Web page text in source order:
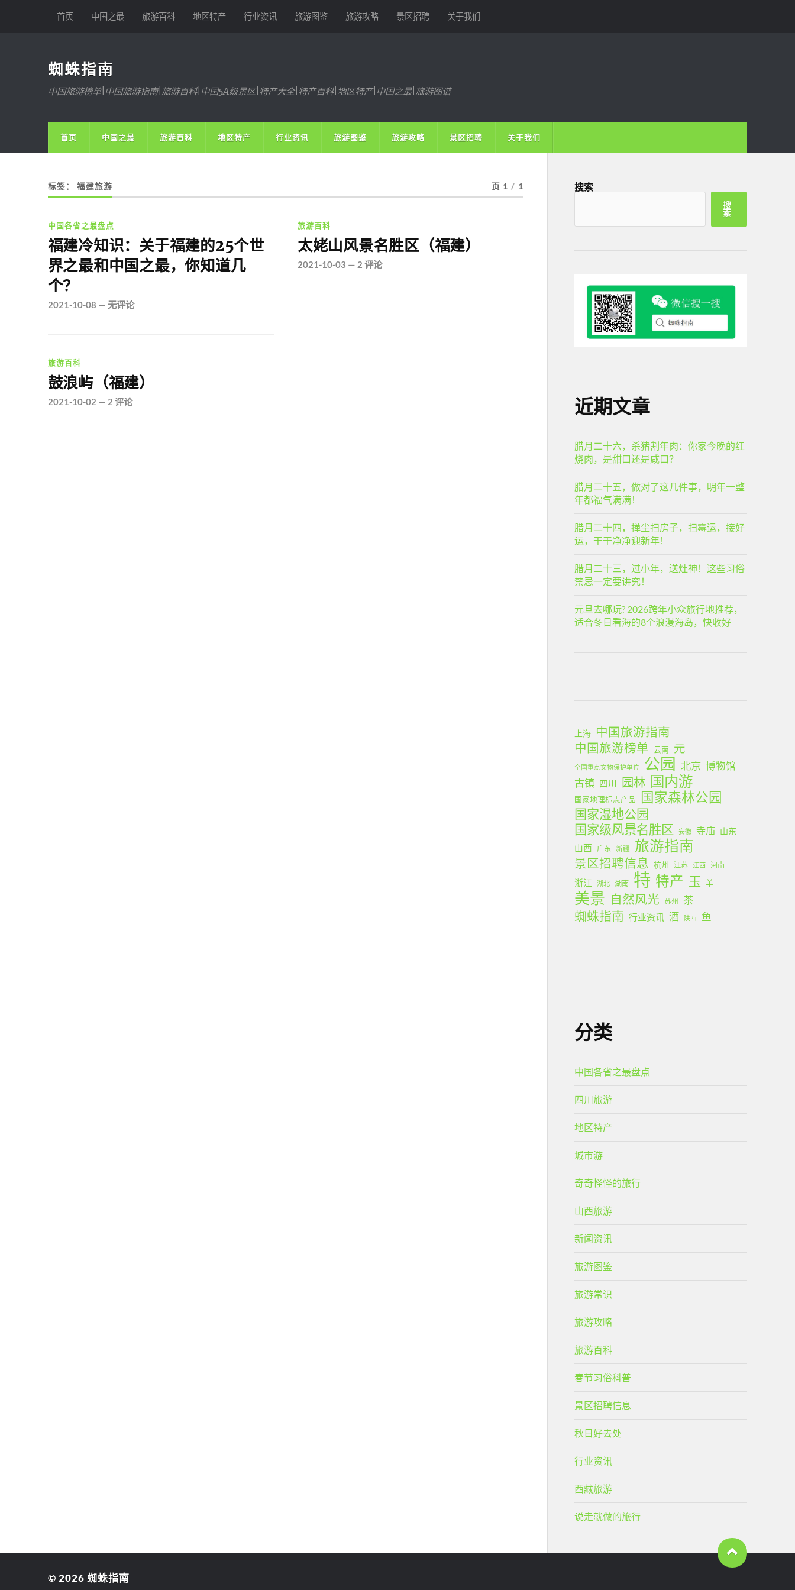
首页 中国之最 旅游百科 地区特产 行业资讯 旅游图鉴 旅游攻略 景区招聘 关于我们
蜘蛛指南
中国旅游榜单|中国旅游指南|旅游百科|中国5A级景区|特产大全|特产百科|地区特产|中国之最|旅游图谱
首页 中国之最 旅游百科 地区特产 行业资讯 旅游图鉴 旅游攻略 景区招聘 关于我们
标签： 福建旅游 页 1 / 1
中国各省之最盘点
福建冷知识：关于福建的25个世
界之最和中国之最，你知道几
个？
2021-10-08 — 无评论
旅游百科
太姥山风景名胜区（福建）
2021-10-03 — 2 评论
旅游百科
鼓浪屿（福建）
2021-10-02 — 2 评论
搜索
搜
索
近期文章
腊月二十六，杀猪割年肉：你家今晚的红
烧肉，是甜口还是咸口？
腊月二十五，做对了这几件事，明年一整
年都福气满满！
腊月二十四，掸尘扫房子，扫霉运，接好
运，干干净净迎新年！
腊月二十三，过小年，送灶神！这些习俗
禁忌一定要讲究！
元旦去哪玩? 2026跨年小众旅行地推荐，
适合冬日看海的8个浪漫海岛，快收好
上海
中国旅游指南
中国旅游榜单 云南 元
全国重点文物保护单位 公园 北京 博物馆
古镇 四川 园林 国内游
国家地理标志产品 国家森林公园
国家湿地公园
国家级风景名胜区
安徽 寺庙 山东
山西 广东 新疆 旅游指南
景区招聘信息 杭州 江苏 江西 河南
浙江 湖北 湖南 特 特产 玉 羊
美景 自然风光 苏州 茶
蜘蛛指南 行业资讯 酒 陕西 鱼
分类
中国各省之最盘点
四川旅游
地区特产
城市游
奇奇怪怪的旅行
山西旅游
新闻资讯
旅游图鉴
旅游常识
旅游攻略
旅游百科
春节习俗科普
景区招聘信息
秋日好去处
行业资讯
西藏旅游
说走就做的旅行
© 2026 蜘蛛指南